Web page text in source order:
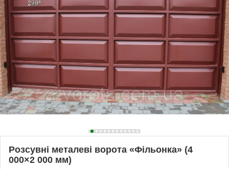
Розсувні металеві ворота «Фільонка» (4
000×2 000 мм)